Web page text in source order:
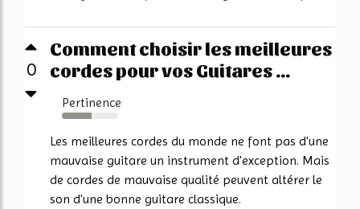
0
Comment choisir les meilleures
cordes pour vos Guitares ...
Pertinence
53%
Les meilleures cordes du monde ne font pas d'une
mauvaise guitare un instrument d'exception. Mais
de cordes de mauvaise qualité peuvent altérer le
son d'une bonne guitare classique.